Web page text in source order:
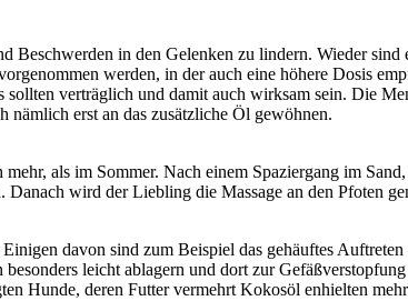
in den Gelenken zu lindern. Wieder sind
werden, in der auch eine höhere Dosis
verträglich und damit auch wirksam sein. Die
erst an das zusätzliche Öl gewöhnen.
als im Sommer. Nach einem Spaziergang im
wird der Liebling die Massage an den Pfoten
davon sind zum Beispiel das gehäuftes
leicht ablagern und dort zur
Hunde, deren Futter vermehrt Kokosöl enhielten